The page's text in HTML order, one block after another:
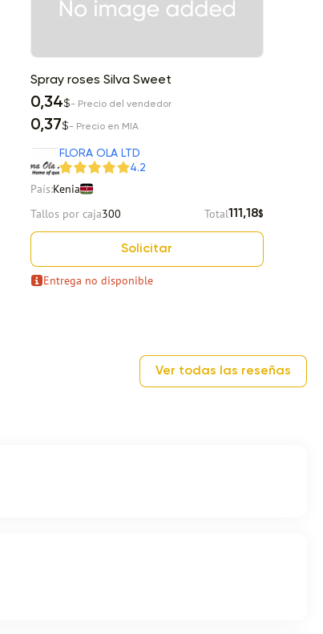
Spray roses Silva Sweet
0,34$- Precio del vendedor
0,37$- Precio en MIA
FLORA OLA LTD
4.2
País:Kenia
Tallos por caja300 Total111,18$
Solicitar
Entrega no disponible
Ver todas las reseñas